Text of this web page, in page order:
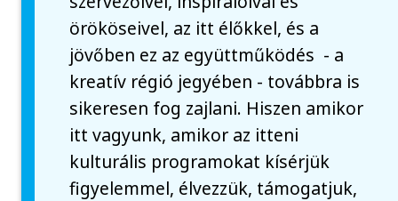
örököseivel, az itt élőkkel, és a
jövőben ez az együttműködés - a
kreatív régió jegyében - továbbra is
sikeresen fog zajlani. Hiszen amikor
itt vagyunk, amikor az itteni
kulturális programokat kísérjük
figyelemmel, élvezzük, támogatjuk,